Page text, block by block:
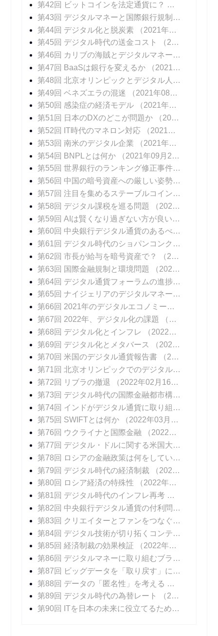
第42回 ビットコインを法定通貨に？
（2021年06
第43回 デジタルマネーと国際銀行規制
（2021年
第44回 デジタル化と脱炭素
（2021年07月14日 掲載）
第45回 デジタル時代の送金コスト
（2021年07月21日 掲載）
第46回 カリブの海賊とデジタルマネー
（2021年
第47回 BaaSは銀行を変えるか
（2021年08月04日 掲載）
第48回 北京オリンピックとデジタル人民元
第49回 ベネズエラの混迷
（2021年08月25日 掲載）
第50回 感染症の経済モデル
（2021年09月01日 掲載）
第51回 日本のDXのどこが問題か
（2021年09月08日 掲載）
第52回 IT時代のマネロン対応
（2021年09月15日 掲載）
第53回 南米のデジタル企業
（2021年09月22日 掲載）
第54回 BNPLとは何か
（2021年09月29日 掲載）
第55回 世界銀行のランキング修正事件
（2021年
第56回 中国の暗号資産への厳しい姿勢
（2021年
第57回 注目を集めるステーブルコイン
（2021年
第58回 デジタル課税を巡る問題
（2021年10月27日 掲載）
第59回 AIは賢くなり過ぎない方が良いのか？
第60回 中央銀行デジタル通貨のあるべき姿
第61回 デジタル時代のショパンコンクール
第62回 市長が給与を暗号資産で？
（2021年11月24日 掲載）
第63回 国際金融規制と環境問題
（2021年12月01日 掲載）
第64回 デジタル通貨フォーラムの進捗報告書
第65回 ナイジェリアのデジタルマネー
（2021年
第66回 2021年のデジタルエコノミーを振り返る
第67回 2022年、デジタル化の課題
（2022年01月12日 掲載）
第68回 デジタル化とインフレ
（2022年01月19日 掲載）
第69回 デジタル化とメタバース
（2022年01月26日 掲載）
第70回 米国のデジタル通貨報告書
（2022年02月02日 掲載）
第71回 北京オリンピックでのデジタル通貨
第72回 リブラの撤退
（2022年02月16日 掲載）
第73回 デジタル時代の国際金融都市構想
第74回 インドがデジタル通貨に取り組む意図
第75回 SWIFTとは何か
（2022年03月09日 掲載）
第76回 ウクライナと国際金融
（2022年03月16日 掲載）
第77回 デジタル・ドルに関する米国大統領令
第78回 ロシアの金融政策は何をしているのか
第79回 デジタル時代の経済制裁
（2022年04月06日 掲載）
第80回 ロシア経済の特殊性
（2022年04月13日 掲載）
第81回 デジタル時代のインフレ再考
（2022年04
第82回 中央銀行デジタル通貨の付利問題
第83回 クリエイターとファンをつなぐデジタル技術
第84回 デジタル技術が切り拓くコンテンツ産業の未来
第85回 経済制裁の効果検証
（2022年06月15日 掲載）
第86回 デジタルマネーに取り組むブラジル
第87回 ビッグデータを「取り戻す」には
第88回 データの「匿名性」を考える
（2022年07
第89回 デジタル時代の為替レート
（2022年08月10日 掲載）
第90回 ITを日本の未来に役立てるために